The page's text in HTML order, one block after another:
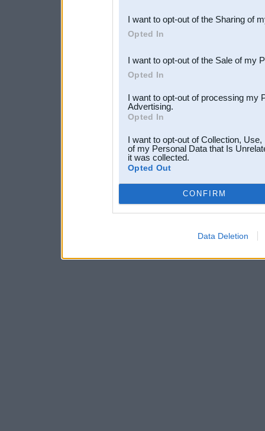
Downstream Participants
third parties.
I want to opt-out of the Sharing of
Opted In
I want to opt-out of the Sale of my
Opted In
I want to opt-out of processing my
Advertising.
Opted In
I want to opt-out of Collection,
of my Personal Data that Is
it was collected.
Opted Out
CONFIRM
Data Deletion